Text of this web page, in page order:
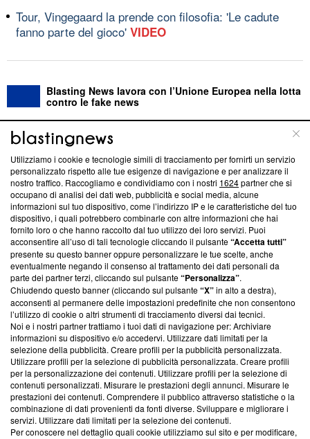
Tour, Vingegaard la prende con filosofia: 'Le cadute
fanno parte del gioco' VIDEO
Blasting News lavora con l’Unione Europea nella lotta
contro le fake news
ABOUT LINEA EDITORIALE
Questa sezione offre informazioni trasparenti su Blasting
News, sui nostri processi editoriali e su come ci impegniamo a
creare news di qualità. Inoltre, afferma la nostra aderenza a
‘Trust Project - News with Integrity’Blasting News non è
ancora membro del programma, ma ha richiesto di farne
parte; Trust Project non ha ancora effettuato una verifica di
conformità agli standard.
Su di noi
Team editoriale
Corporate
Redazione
Informativa Privacy
Cookie Policy
Blasting SA, IDI CHE-247.845.224, Via Carlo Frasca, 3 - 6900
Utilizziamo i cookie e tecnologie simili di tracciamento per fornirti un servizio
personalizzato rispetto alle tue esigenze di navigazione e per analizzare il
nostro traffico. Raccogliamo e condividiamo con i nostri 1624partner che si
occupano di analisi dei dati web, pubblicità e social media, alcune
informazioni sul tuo dispositivo, come l’indirizzo IP e le caratteristiche del tuo
dispositivo, i quali potrebbero combinarle con altre informazioni che hai
fornito loro o che hanno raccolto dal tuo utilizzo dei loro servizi. Puoi
acconsentire all’uso di tali tecnologie cliccando il pulsante“Accetta tutti”
presente su questo banner oppure personalizzare le tue scelte, anche
eventualmente negando il consenso al trattamento dei dati personali da
parte dei partner terzi, cliccando sul pulsante“Personalizza”.
Chiudendo questo banner (cliccando sul pulsante“X”in alto a destra),
acconsenti al permanere delle impostazioni predefinite che non consentono
l’utilizzo di cookie o altri strumenti di tracciamento diversi dai tecnici.
Noi e i nostri partner trattiamo i tuoi dati di navigazione per: Archiviare
informazioni su dispositivo e/o accedervi. Utilizzare dati limitati per la
selezione della pubblicità. Creare profili per la pubblicità personalizzata.
Utilizzare profili per la selezione di pubblicità personalizzata. Creare profili
per la personalizzazione dei contenuti. Utilizzare profili per la selezione di
contenuti personalizzati. Misurare le prestazioni degli annunci. Misurare le
prestazioni dei contenuti. Comprendere il pubblico attraverso statistiche o la
combinazione di dati provenienti da fonti diverse. Sviluppare e migliorare i
servizi. Utilizzare dati limitati per la selezione dei contenuti.
Per conoscere nel dettaglio quali cookie utilizziamo sul sito e per modificare,